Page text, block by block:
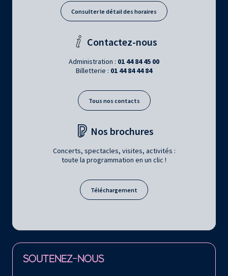
Consulter le détail des horaires
Contactez-nous
Administration : 01 44 84 45 00
Billetterie : 01 44 84 44 84
Tous nos contacts
Nos brochures
Concerts, spectacles, visites, activités :
toute la programmation en un clic !
Téléchargement
SOUTENEZ-NOUS
Retrouvez la Philharmonie de Paris sur